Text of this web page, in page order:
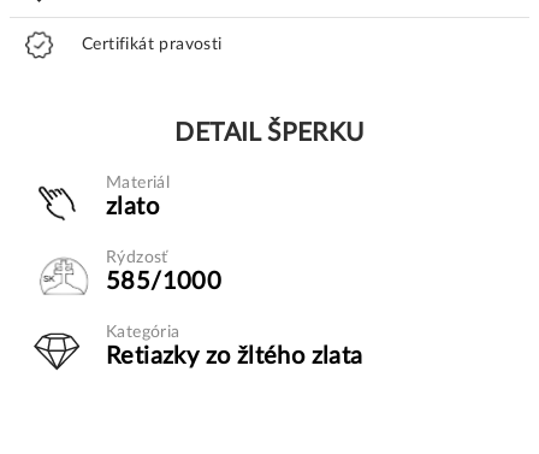
Certifikát pravosti
DETAIL ŠPERKU
Materiál
zlato
Rýdzosť
585/1000
Kategória
Retiazky zo žltého zlata